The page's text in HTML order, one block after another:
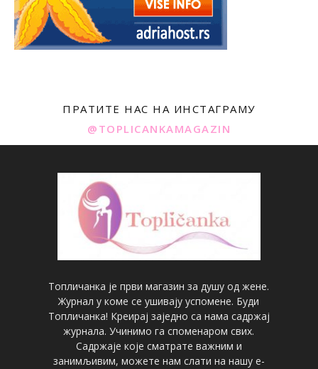
ПРАТИТЕ НАС НА ИНСТАГРАМУ
@TOPLICANKAMAGAZIN
Топличанка је први магазин за душу од жене.
Журнал у коме се ушивају успомене. Буди
Топличанка! Креирај заједно са нама садржај
журнала. Учинимо га споменаром свих.
Садржаје које сматрате важним и
занимљивим, можете нам слати на нашу е-